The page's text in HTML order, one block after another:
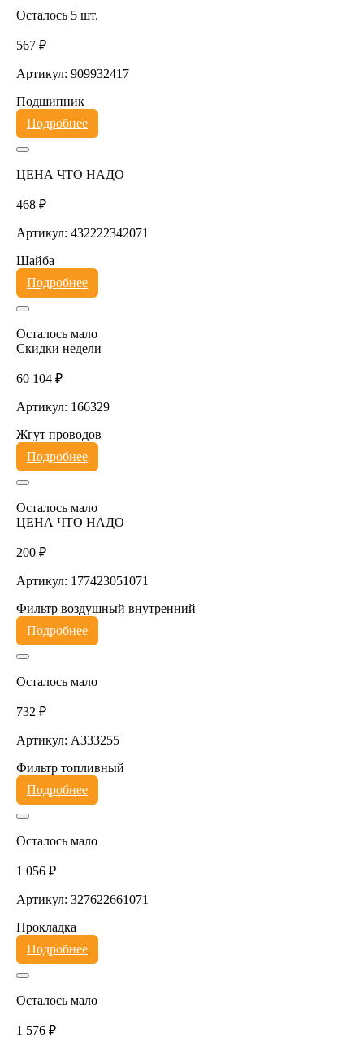
Осталось 5 шт.
567 ₽
Артикул: 909932417
Подшипник
Подробнее
ЦЕНА ЧТО НАДО
468 ₽
Артикул: 432222342071
Шайба
Подробнее
Осталось мало
Скидки недели
60 104 ₽
Артикул: 166329
Жгут проводов
Подробнее
Осталось мало
ЦЕНА ЧТО НАДО
200 ₽
Артикул: 177423051071
Фильтр воздушный внутренний
Подробнее
Осталось мало
732 ₽
Артикул: A333255
Фильтр топливный
Подробнее
Осталось мало
1 056 ₽
Артикул: 327622661071
Прокладка
Подробнее
Осталось мало
1 576 ₽